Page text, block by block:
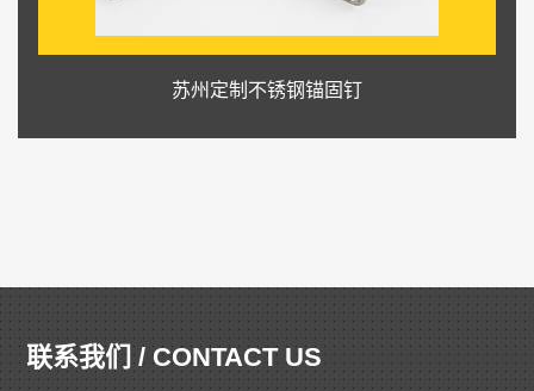
苏州定制不锈钢锚固钉
联系我们 / CONTACT US